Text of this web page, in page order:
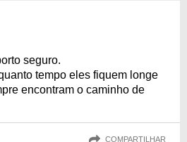
seguro.
tempo eles fiquem longe
encontram o caminho de
COMPARTILHAR